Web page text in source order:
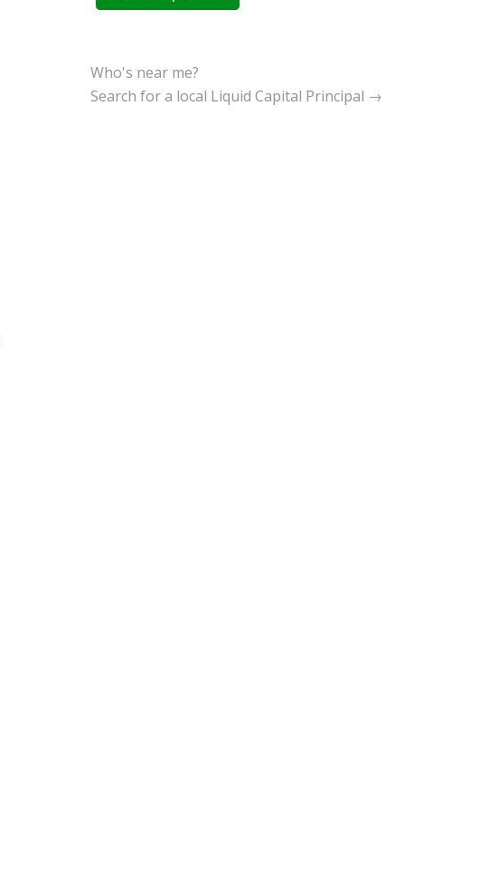
Who's near me?
Search for a local Liquid Capital Principal →